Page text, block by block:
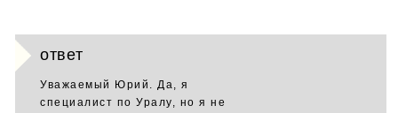
ответ
Уважаемый Юрий. Да, я
специалист по Уралу, но я не